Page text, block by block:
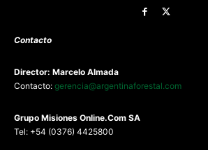
Contacto
Director: Marcelo Almada
Contacto: gerencia@argentinaforestal.com
Grupo Misiones Online.Com SA
Tel: +54 (0376) 4425800